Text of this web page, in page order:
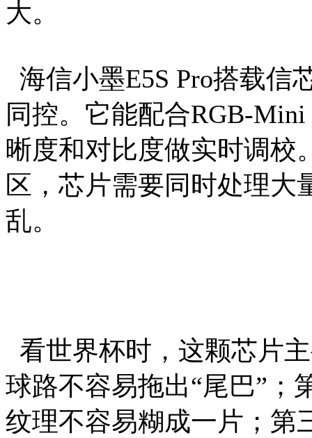
大。
海信小墨E5S Pro搭载
同控。它能配合RGB-
晰度和对比度做实时调校
区，芯片需要同时处理大
乱。
看世界杯时，这颗芯片
球路不容易拖出“尾巴”；
纹理不容易糊成一片；第